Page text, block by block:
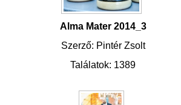
Alma Mater 2014_3
Szerző: Pintér Zsolt
Találatok: 1389